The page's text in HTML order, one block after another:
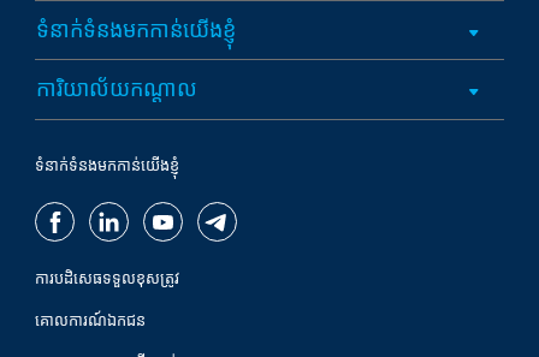
ទំនាក់ទំនងមកកាន់យើងខ្ញុំ
ការិយាល័យកណ្តាល
ទំនាក់ទំនងមកកាន់យើងខ្ញុំ
ការបដិសេធទទួលខុសត្រូវ
គោលការណ៍ឯកជន